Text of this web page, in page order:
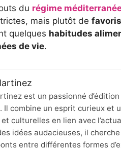
du régime
mais plutôt de
quelques habitudes
de vie.
est un passionné
Il combine un esprit curieux et
culturelles en lien avec
idées audacieuses, il
entre différentes formes